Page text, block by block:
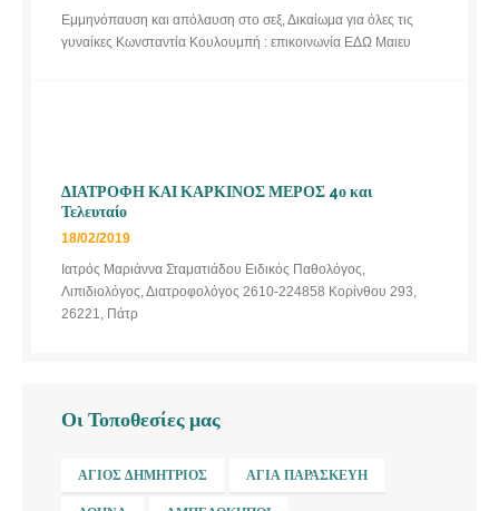
Εμμηνόπαυση και απόλαυση στο σεξ, Δικαίωμα για όλες τις
γυναίκες Κωνσταντία Κουλουμπή : επικοινωνία ΕΔΩ Μαιευ
ΔΙΑΤΡΟΦΗ ΚΑΙ ΚΑΡΚΙΝΟΣ ΜΕΡΟΣ 4ο και
Τελευταίο
18/02/2019
Ιατρός Μαριάννα Σταματιάδου Ειδικός Παθολόγος,
Λιπιδιολόγος, Διατροφολόγος 2610-224858 Κορίνθου 293,
26221, Πάτρ
Οι Τοποθεσίες μας
ΆΓΙΟΣ ΔΗΜΉΤΡΙΟΣ ΑΓΊΑ ΠΑΡΑΣΚΕΥΉ